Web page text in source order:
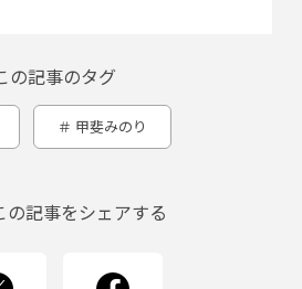
の記事のタグ
甲斐みのり
の記事をシェアする